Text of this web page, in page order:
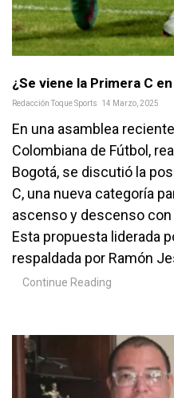
¿Se viene la Primera C
Redacción Toque Sports 14 Marzo, 2025
En una asamblea
Colombiana de Fútbol,
Bogotá, se discutió la
C, una nueva categoría
ascenso y descenso
Esta propuesta liderada
respaldada por Ramón
Continue Reading